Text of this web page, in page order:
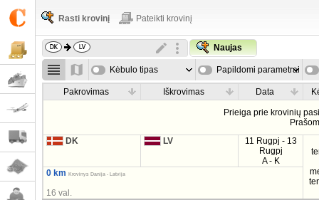
Rasti krovinį Pateikti krovinį
Naujas
Kėbulo tipas Papildomi parametrai
Pakrovimas Iškrovimas Data
Prieiga prie krovinių
DK
LV
11 Rugpj - 13
Rugpj
A - K
0 km Krovinys Danija - Latvija
16 val.